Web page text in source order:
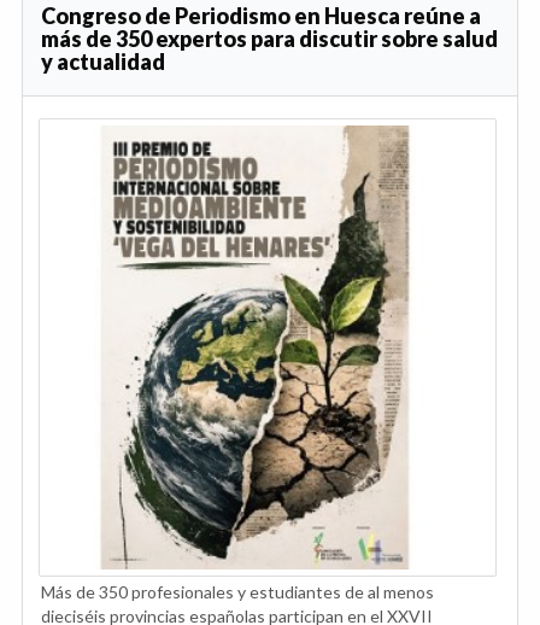
Congreso de Periodismo en Huesca reúne a
más de 350 expertos para discutir sobre salud
y actualidad
Más de 350 profesionales y estudiantes de al menos
dieciséis provincias españolas participan en el XXVII